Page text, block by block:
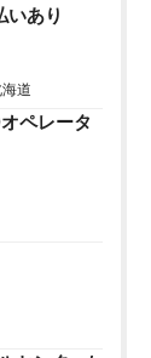
いあり
道
ペレータ